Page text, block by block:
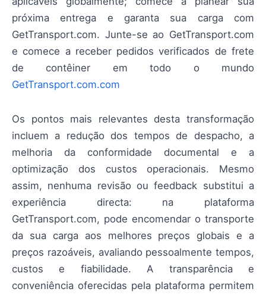
próxima entrega e garanta sua carga com
GetTransport.com. Junte-se ao GetTransport.com
e comece a receber pedidos verificados de frete
de contêiner em todo o mundo
GetTransport.com.com
Os pontos mais relevantes desta transformação
incluem a redução dos tempos de despacho, a
melhoria da conformidade documental e a
optimização dos custos operacionais. Mesmo
assim, nenhuma revisão ou feedback substitui a
experiência directa: na plataforma
GetTransport.com, pode encomendar o transporte
da sua carga aos melhores preços globais e a
preços razoáveis, avaliando pessoalmente tempos,
custos e fiabilidade. A transparência e
conveniência oferecidas pela plataforma permitem